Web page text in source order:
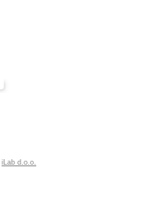
iLab d.o.o.